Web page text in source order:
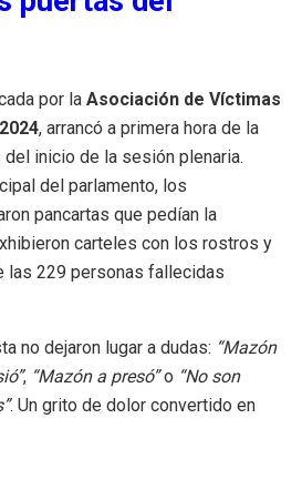
por la Asociación de Víctimas
, arrancó a primera hora de la
del inicio de la sesión plenaria.
del parlamento, los
pancartas que pedían la
carteles con los rostros y
las 229 personas fallecidas
no dejaron lugar a dudas: “Mazón
, “Mazón a presó”o “No son
. Un grito de dolor convertido en